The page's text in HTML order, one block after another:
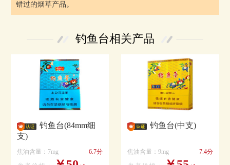
错过的烟草产品。
钓鱼台相关产品
钓鱼台(84mm细
支)
焦油含量：7mg 6.7分
钓鱼台(中支)
焦油含量：9mg 7.4分